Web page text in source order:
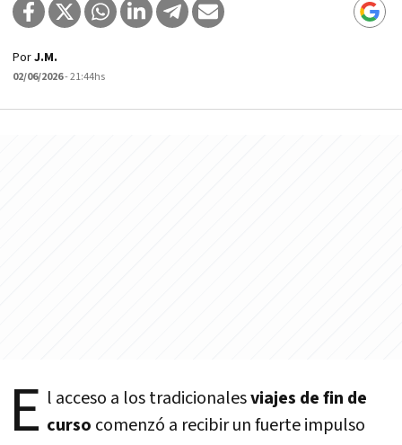
PorJ.M.
02/06/2026- 21:44hs
E l acceso a los tradicionalesviajes de fin de
curso comenzó a recibir un fuerte impulso